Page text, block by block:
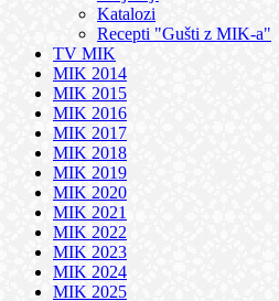
Katalozi
Recepti "Gušti z MIK-a"
TV MIK
MIK 2014
MIK 2015
MIK 2016
MIK 2017
MIK 2018
MIK 2019
MIK 2020
MIK 2021
MIK 2022
MIK 2023
MIK 2024
MIK 2025